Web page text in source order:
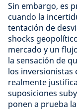
Sin embargo, es
cuando la
tentación de
shocks
mercado y un
la sensación de
los inversionistas
realmente
suposiciones
ponen a prueba